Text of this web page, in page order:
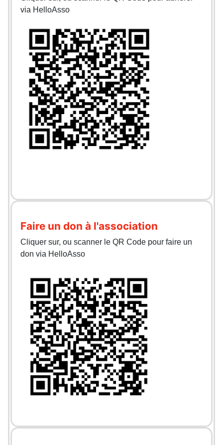
via HelloAsso
Faire un don à l'association
Cliquer sur, ou scanner le QR Code pour faire un
don via HelloAsso